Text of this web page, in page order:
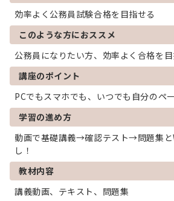
効率よく公務員試験合格を目指せる
このような方におススメ
公務員になりたい方、効率よく合格を
講座のポイント
PCでもスマホでも、いつでも自分のペ
学習の進め方
動画で基礎講義→確認テスト→問題集と
し！
教材内容
講義動画、テキスト、問題集